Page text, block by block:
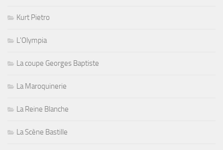
Kurt Pietro
L'Olympia
La coupe Georges Baptiste
La Maroquinerie
La Reine Blanche
La Scène Bastille